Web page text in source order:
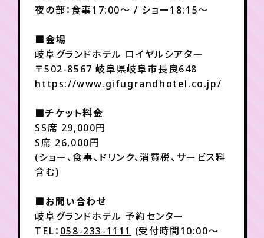
月会員制ファンクラブ
夜の部：食事17:00～ / ショー18:15～
■会場
岐阜グランドホテル ロイヤルシアター
〒502-8567 岐阜県岐阜市長良648
https://www.gifugrandhotel.co.jp/
■チケット料金
SS席 29,000円
S席 26,000円
(ショー、食事、ドリンク、消費税、サービス料
含む)
■お問い合わせ
岐阜グランドホテル 予約センター
TEL： 058-233-1111 (受付時間10:00～